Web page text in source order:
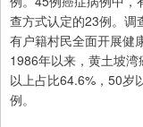
查方式认定的23例。调
有户籍村民全面开展健
1986年以来，黄土坡
以上占比64.6%，50岁
例。